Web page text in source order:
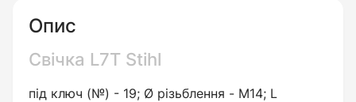
Опис
Свічка L7T Stihl
під ключ (№) - 19; Ø різьблення - М14; L